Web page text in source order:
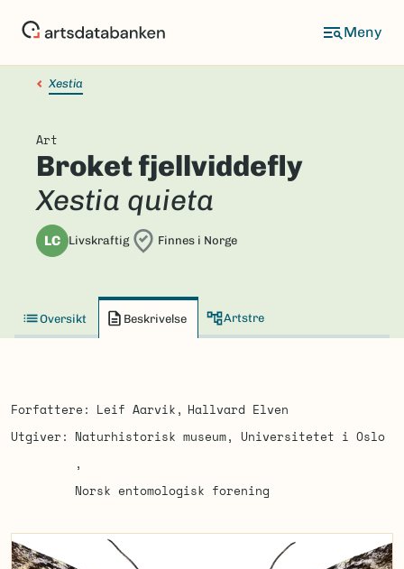
Xestia
Art
Broket fjellviddefly
Xestia quieta
LC Livskraftig Finnes i Norge
Oversikt Beskrivelse Artstre
Forfattere Leif Aarvik
Hallvard Elven
Utgiver
Naturhistorisk museum, Universitetet i Oslo
Norsk entomologisk forening